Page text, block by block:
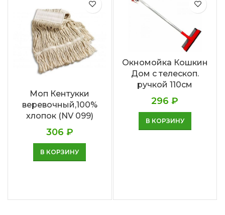
Моп Кентукки
веревочный,100%
хлопок (NV 099)
306 ₽
В КОРЗИНУ
Окномойка Кошкин
Дом с телескоп.
ручкой 110см
296₽
В КОРЗИНУ